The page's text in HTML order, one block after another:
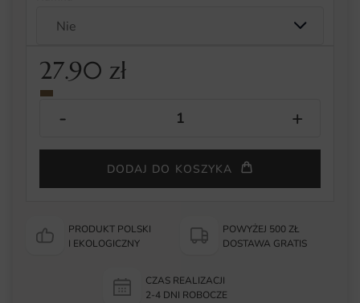
27.90 zł
DODAJ DO KOSZYKA
PRODUKT POLSKI
I EKOLOGICZNY
POWYŻEJ 500 ZŁ
DOSTAWA GRATIS
CZAS REALIZACJI
2-4 DNI ROBOCZE